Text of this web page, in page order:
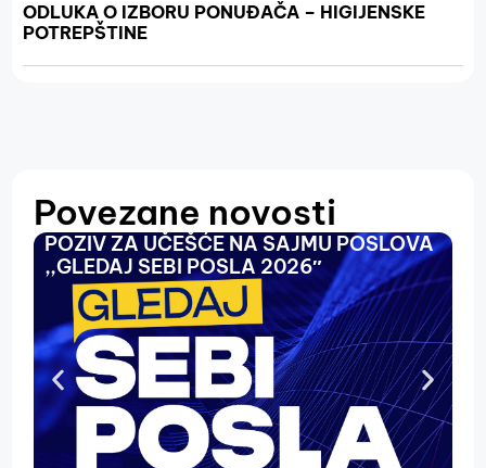
ODLUKA O IZBORU PONUĐAČA – HIGIJENSKE
POTREPŠTINE
Povezane novosti
POZIV ZA UČEŠĆE NA SAJMU POSLOVA
,,GLEDAJ SEBI POSLA 2026″